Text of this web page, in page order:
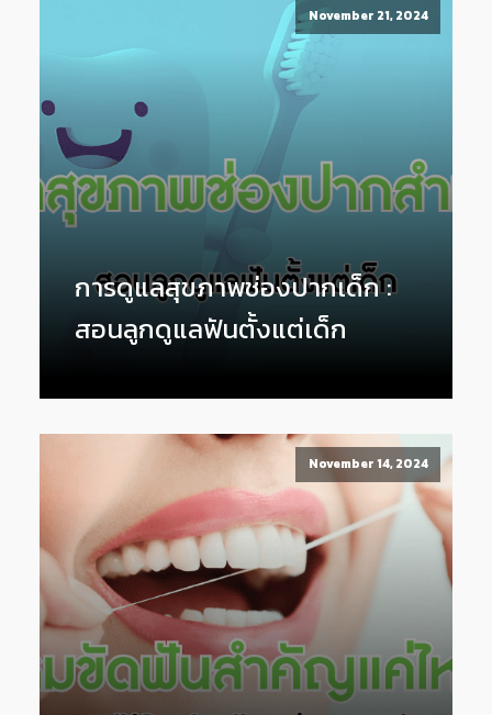
November 21, 2024
การดูแลสุขภาพช่องปากเด็ก :
สอนลูกดูแลฟันตั้งแต่เด็ก
November 14, 2024